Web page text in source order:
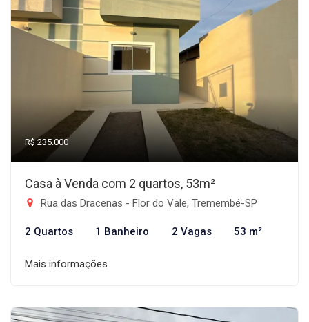
R$ 235.000
Casa à Venda com 2 quartos, 53m²
Rua das Dracenas - Flor do Vale, Tremembé-SP
2 Quartos 1 Banheiro 2 Vagas 53 m²
Mais informações